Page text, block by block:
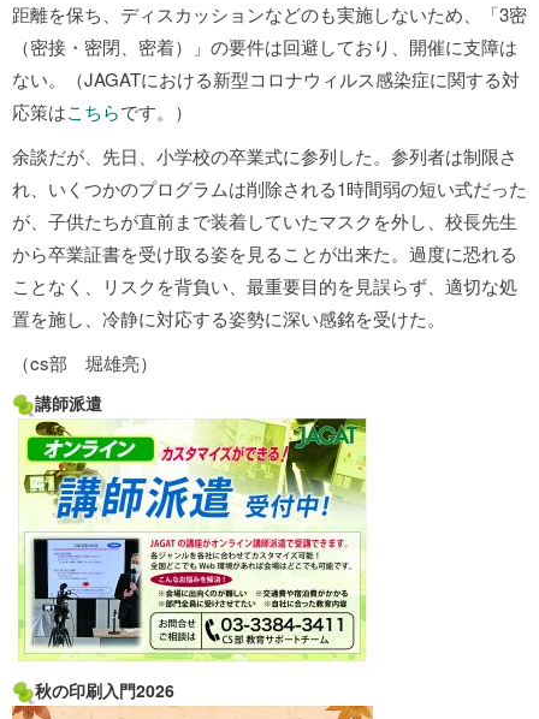
距離を保ち、ディスカッションなどのも実施しないため、「3密
（密接・密閉、密着）」の要件は回避しており、開催に支障は
ない。（JAGATにおける新型コロナウィルス感染症に関する対
応策はこちらです。）
余談だが、先日、小学校の卒業式に参列した。参列者は制限さ
れ、いくつかのプログラムは削除される1時間弱の短い式だった
が、子供たちが直前まで装着していたマスクを外し、校長先生
から卒業証書を受け取る姿を見ることが出来た。過度に恐れる
ことなく、リスクを背負い、最重要目的を見誤らず、適切な処
置を施し、冷静に対応する姿勢に深い感銘を受けた。
（cs部 堀雄亮）
講師派遣
秋の印刷入門2026